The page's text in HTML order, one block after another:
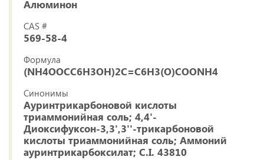
Алюминон
CAS #
569-58-4
Формула
(NH4OOCC6H3OH)2C=C6H3(O)COONH4
Синонимы
Ауринтрикарбоновой кислоты
триаммонийная соль; 4,4'-
Диоксифуксон-3,3',3''-трикарбоновой
кислоты триаммонийная соль; Аммоний
ауринтрикарбоксилат; C.I. 43810